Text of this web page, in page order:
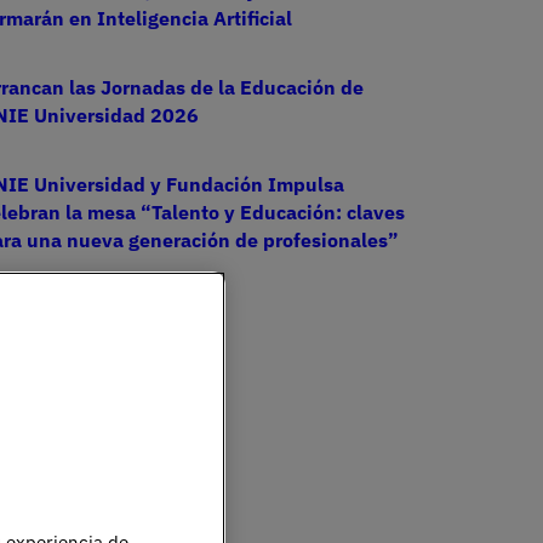
en Inteligencia Artificial
las Jornadas de la Educación de
Universidad 2026
Universidad y Fundación Impulsa
la mesa “Talento y Educación: claves
una nueva generación de profesionales”